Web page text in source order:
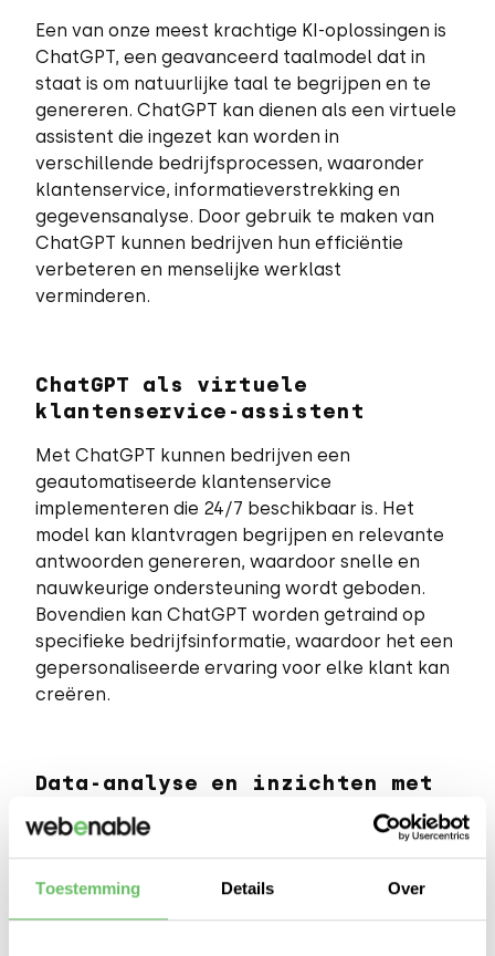
Toestemming Details Over
Een van onze meest krachtige KI-oplossingen is
ChatGPT, een geavanceerd taalmodel dat in
staat is om natuurlijke taal te begrijpen en te
genereren. ChatGPT kan dienen als een virtuele
assistent die ingezet kan worden in
verschillende bedrijfsprocessen, waaronder
klantenservice, informatieverstrekking en
gegevensanalyse. Door gebruik te maken van
ChatGPT kunnen bedrijven hun efficiëntie
verbeteren en menselijke werklast
verminderen.
ChatGPT als virtuele
klantenservice-assistent
Met ChatGPT kunnen bedrijven een
geautomatiseerde klantenservice
implementeren die 24/7 beschikbaar is. Het
model kan klantvragen begrijpen en relevante
antwoorden genereren, waardoor snelle en
nauwkeurige ondersteuning wordt geboden.
Bovendien kan ChatGPT worden getraind op
specifieke bedrijfsinformatie, waardoor het een
gepersonaliseerde ervaring voor elke klant kan
creëren.
Data-analyse en inzichten met
ChatGPT kan ook worden ingezet voor
gegevensanalyse, waardoor bedrijven